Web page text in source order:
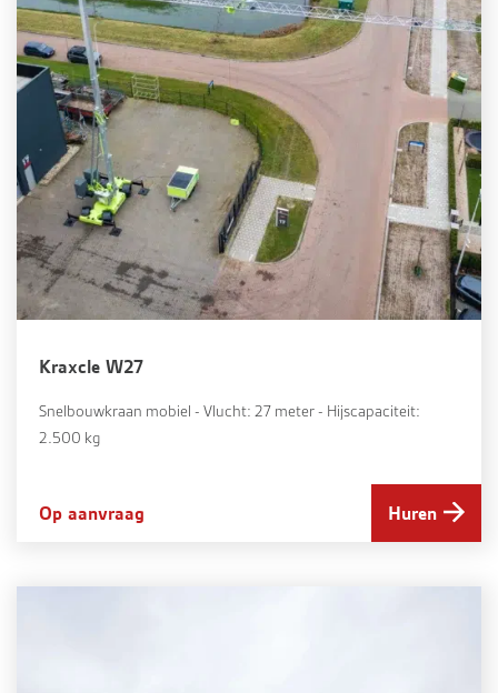
Kraxcle W27
Snelbouwkraan mobiel - Vlucht: 27 meter - Hijscapaciteit:
2.500 kg
Op aanvraag Huren